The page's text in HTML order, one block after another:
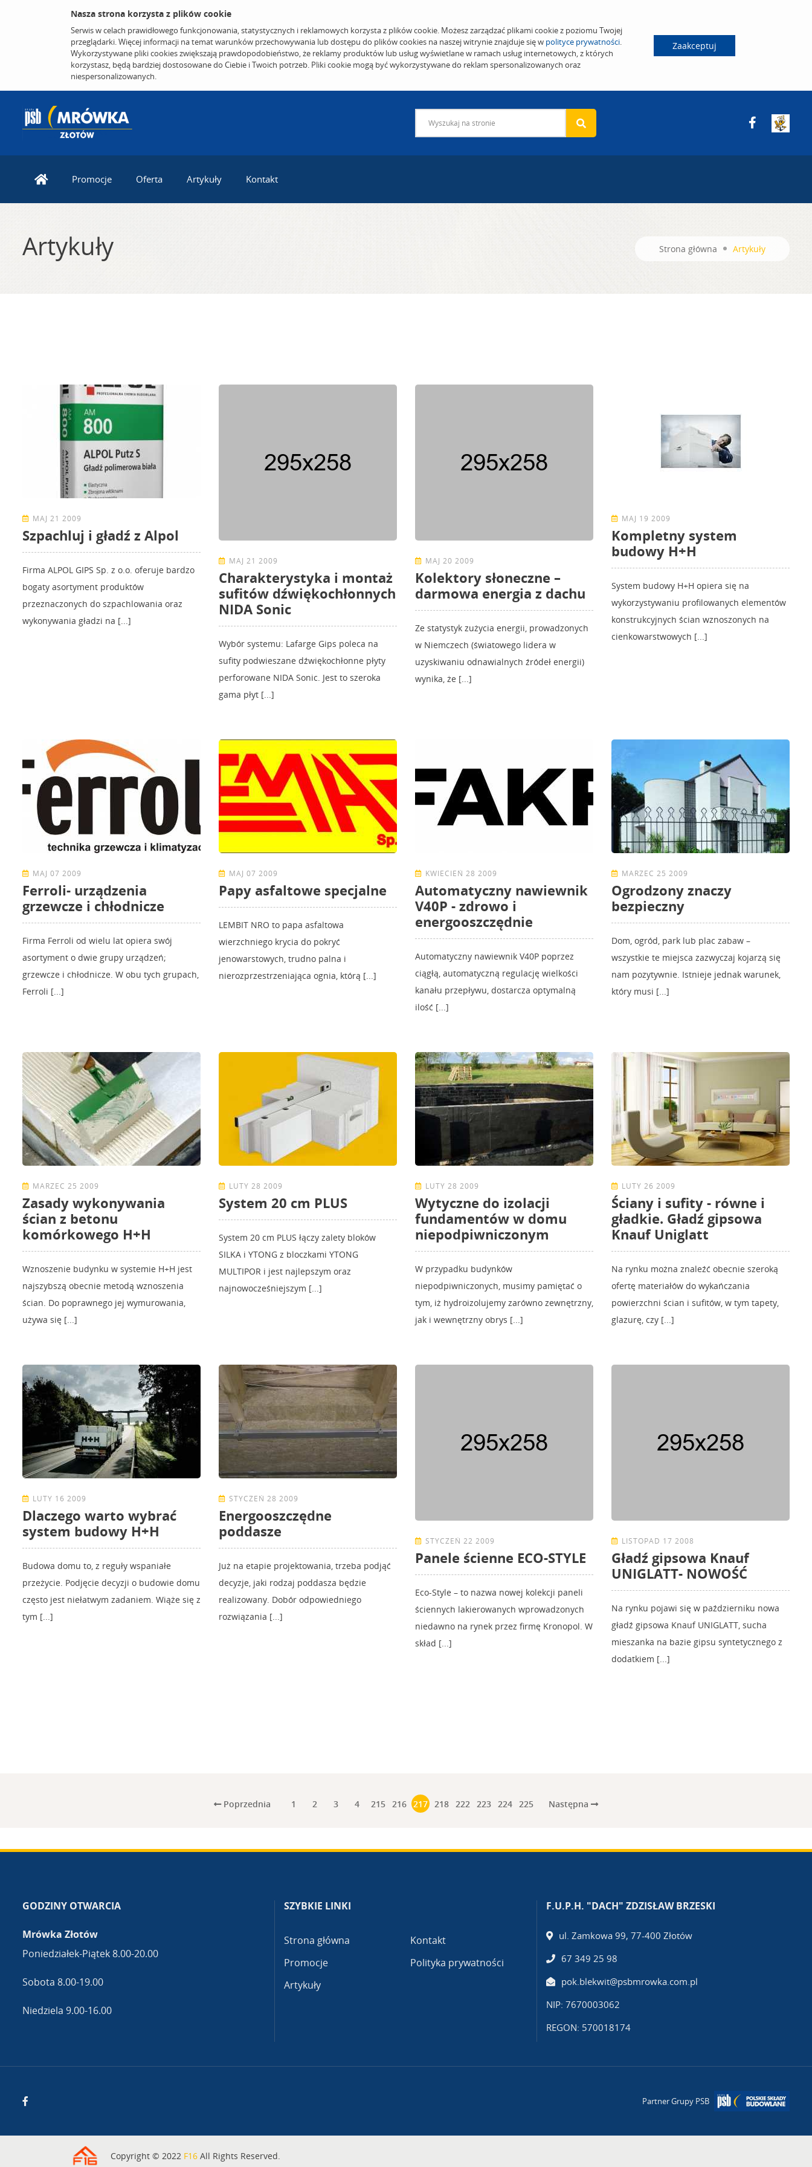
Nasza strona korzysta z plików cookie
Serwis w celach prawidłowego funkcjonowania, statystycznych i reklamowych korzysta z plików cookie. Możesz zarządzać plikami cookie z poziomu Twojej
przeglądarki. Więcej informacji na temat warunków przechowywania lub dostępu do plików cookies na naszej witrynie znajduje się w polityce prywatności.
Wykorzystywane pliki cookies zwiększają prawdopodobieństwo, że reklamy produktów lub usług wyświetlane w ramach usług internetowych, z których
korzystasz, będą bardziej dostosowane do Ciebie i Twoich potrzeb. Pliki cookie mogą być wykorzystywane do reklam spersonalizowanych oraz
niespersonalizowanych.
Zaakceptuj
Promocje Oferta Artykuły Kontakt
Artykuły Strona główna Artykuły
MAJ 21 2009
Szpachluj i gładź z Alpol
Firma ALPOL GIPS Sp. z o.o. oferuje bardzo
bogaty asortyment produktów
przeznaczonych do szpachlowania oraz
wykonywania gładzi na [...]
MAJ 21 2009
Charakterystyka i montaż
sufitów dźwiękochłonnych
NIDA Sonic
Wybór systemu: Lafarge Gips poleca na
sufity podwieszane dźwiękochłonne płyty
perforowane NIDA Sonic. Jest to szeroka
gama płyt [...]
MAJ 20 2009
Kolektory słoneczne –
darmowa energia z dachu
Ze statystyk zużycia energii, prowadzonych
w Niemczech (światowego lidera w
uzyskiwaniu odnawialnych źródeł energii)
wynika, że [...]
MAJ 19 2009
Kompletny system
budowy H+H
System budowy H+H opiera się na
wykorzystywaniu profilowanych elementów
konstrukcyjnych ścian wznoszonych na
cienkowarstwowych [...]
MAJ 07 2009
Ferroli- urządzenia
grzewcze i chłodnicze
Firma Ferroli od wielu lat opiera swój
asortyment o dwie grupy urządzeń;
grzewcze i chłodnicze. W obu tych grupach,
Ferroli [...]
MAJ 07 2009
Papy asfaltowe specjalne
LEMBIT NRO to papa asfaltowa
wierzchniego krycia do pokryć
jenowarstowych, trudno palna i
nierozprzestrzeniająca ognia, którą [...]
KWIECIEŃ 28 2009
Automatyczny nawiewnik
V40P - zdrowo i
energooszczędnie
Automatyczny nawiewnik V40P poprzez
ciągłą, automatyczną regulację wielkości
kanału przepływu, dostarcza optymalną
ilość [...]
MARZEC 25 2009
Ogrodzony znaczy
bezpieczny
Dom, ogród, park lub plac zabaw –
wszystkie te miejsca zazwyczaj kojarzą się
nam pozytywnie. Istnieje jednak warunek,
który musi [...]
MARZEC 25 2009
Zasady wykonywania
ścian z betonu
komórkowego H+H
Wznoszenie budynku w systemie H+H jest
najszybszą obecnie metodą wznoszenia
ścian. Do poprawnego jej wymurowania,
używa się [...]
LUTY 28 2009
System 20 cm PLUS
System 20 cm PLUS łączy zalety bloków
SILKA i YTONG z bloczkami YTONG
MULTIPOR i jest najlepszym oraz
najnowocześniejszym [...]
LUTY 28 2009
Wytyczne do izolacji
fundamentów w domu
niepodpiwniczonym
W przypadku budynków
niepodpiwniczonych, musimy pamiętać o
tym, iż hydroizolujemy zarówno zewnętrzny,
jak i wewnętrzny obrys [...]
LUTY 26 2009
Ściany i sufity - równe i
gładkie. Gładź gipsowa
Knauf Uniglatt
Na rynku można znaleźć obecnie szeroką
ofertę materiałów do wykańczania
powierzchni ścian i sufitów, w tym tapety,
glazurę, czy [...]
LUTY 16 2009
Dlaczego warto wybrać
system budowy H+H
Budowa domu to, z reguły wspaniałe
przeżycie. Podjęcie decyzji o budowie domu
często jest niełatwym zadaniem. Wiąże się z
tym [...]
STYCZEŃ 28 2009
Energooszczędne
poddasze
Już na etapie projektowania, trzeba podjąć
decyzje, jaki rodzaj poddasza będzie
realizowany. Dobór odpowiedniego
rozwiązania [...]
STYCZEŃ 22 2009
Panele ścienne ECO-STYLE
Eco-Style – to nazwa nowej kolekcji paneli
ściennych lakierowanych wprowadzonych
niedawno na rynek przez firmę Kronopol. W
skład [...]
LISTOPAD 17 2008
Gładź gipsowa Knauf
UNIGLATT- NOWOŚĆ
Na rynku pojawi się w październiku nowa
gładź gipsowa Knauf UNIGLATT, sucha
mieszanka na bazie gipsu syntetycznego z
dodatkiem [...]
Poprzednia 1 2 3 4 215 216 217 218 222 223 224 225 Następna
GODZINY OTWARCIA
Mrówka Złotów
Poniedziałek-Piątek 8.00-20.00
Sobota 8.00-19.00
Niedziela 9.00-16.00
SZYBKIE LINKI
Strona główna
Promocje
Artykuły
Kontakt
Polityka prywatności
F.U.P.H. "DACH" ZDZISŁAW BRZESKI
ul. Zamkowa 99, 77-400 Złotów
67 349 25 98
pok.blekwit@psbmrowka.com.pl
NIP: 7670003062
REGON: 570018174
Partner Grupy PSB
Copyright © 2022 F16 All Rights Reserved.